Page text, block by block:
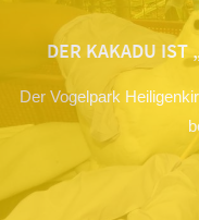
DER KAKADU IST
Der Vogelpark